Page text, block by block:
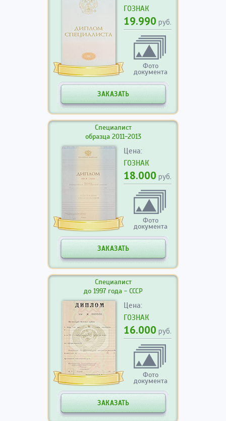
ГОЗНАК
19.990 руб.
Фото
документа
ЗАКАЗАТЬ
Специалист
образца 2011-2013
Цена:
ГОЗНАК
18.000 руб.
Фото
документа
ЗАКАЗАТЬ
Специалист
до 1997 года - СССР
Цена:
ГОЗНАК
16.000 руб.
Фото
документа
ЗАКАЗАТЬ